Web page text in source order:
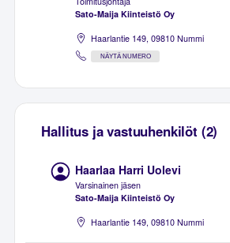
Sato-Maija Kiinteistö Oy
Haarlantie 149, 09810 Nummi
NÄYTÄ NUMERO
Hallitus ja vastuuhenkilöt (2)
Haarlaa Harri Uolevi
Varsinainen jäsen
Sato-Maija Kiinteistö Oy
Haarlantie 149, 09810 Nummi